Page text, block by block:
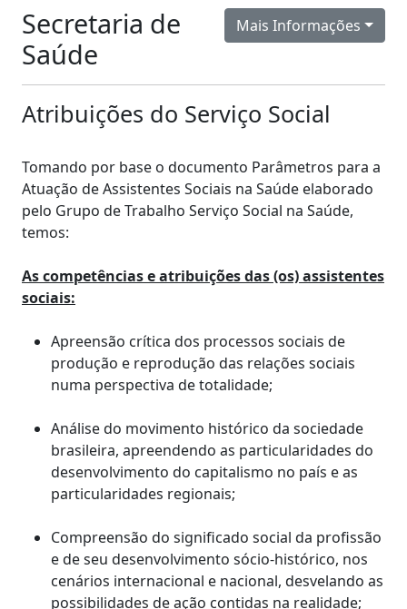
Mais Informações
Secretaria de
Saúde
Atribuições do Serviço Social
Tomando por base o documento Parâmetros para a
Atuação de Assistentes Sociais na Saúde elaborado
pelo Grupo de Trabalho Serviço Social na Saúde,
temos:
As competências e atribuições das (os) assistentes
sociais:
Apreensão crítica dos processos sociais de
produção e reprodução das relações sociais
numa perspectiva de totalidade;
Análise do movimento histórico da sociedade
brasileira, apreendendo as particularidades do
desenvolvimento do capitalismo no país e as
particularidades regionais;
Compreensão do significado social da profissão
e de seu desenvolvimento sócio-histórico, nos
cenários internacional e nacional, desvelando as
possibilidades de ação contidas na realidade;